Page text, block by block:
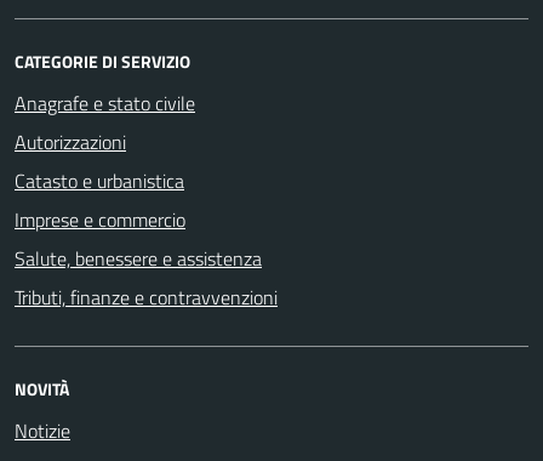
CATEGORIE DI SERVIZIO
Anagrafe e stato civile
Autorizzazioni
Catasto e urbanistica
Imprese e commercio
Salute, benessere e assistenza
Tributi, finanze e contravvenzioni
NOVITÀ
Notizie